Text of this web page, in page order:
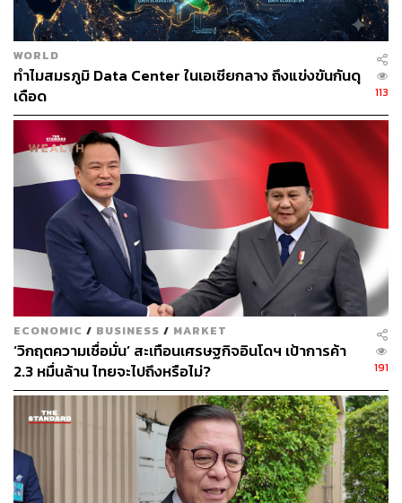
WORLD
ทำไมสมรภูมิ Data Center ในเอเชียกลาง ถึงแข่งขันกันดุ
เดือด
113
ECONOMIC / BUSINESS / MARKET
‘วิกฤตความเชื่อมั่น’ สะเทือนเศรษฐกิจอินโดฯ เป้าการค้า
2.3 หมื่นล้าน ไทยจะไปถึงหรือไม่?
191